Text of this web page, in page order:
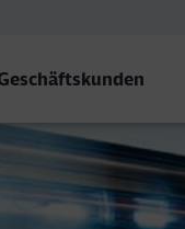
Stadt